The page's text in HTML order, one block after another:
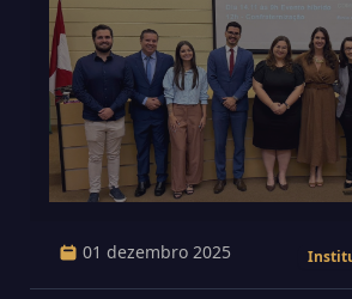
01 dezembro 2025